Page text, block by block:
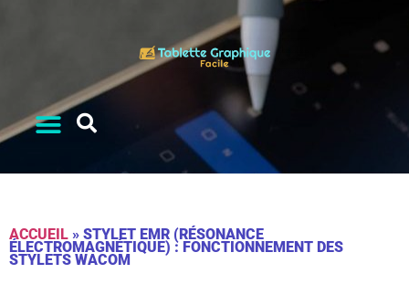
ACCUEIL » STYLET EMR (RÉSONANCE
ÉLECTROMAGNÉTIQUE) : FONCTIONNEMENT DES
STYLETS WACOM